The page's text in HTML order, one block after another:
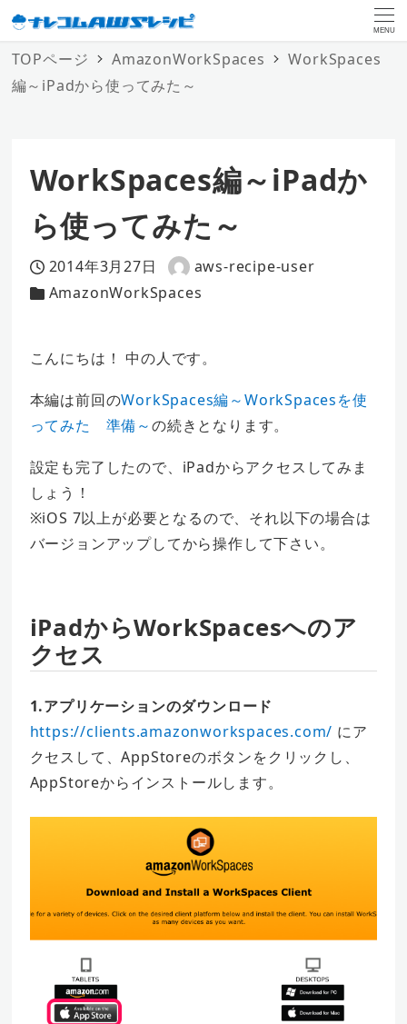
MENU
TOPページ AmazonWorkSpaces
WorkSpaces
編～iPadから使ってみた～
WorkSpaces編～iPadか
ら使ってみた～
投稿日
2014年3月27日
著
者
aws-recipe-user
カテゴリー
AmazonWorkSpaces
こんにちは！ 中の人です。
本編は前回のWorkSpaces編～WorkSpacesを使
ってみた 準備～の続きとなります。
設定も完了したので、iPadからアクセスしてみま
しょう！
※iOS 7以上が必要となるので、それ以下の場合は
バージョンアップしてから操作して下さい。
iPadからWorkSpacesへのア
クセス
1.アプリケーションのダウンロード
https://clients.amazonworkspaces.com/ にア
クセスして、AppStoreのボタンをクリックし、
AppStoreからインストールします。